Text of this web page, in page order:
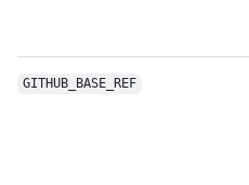
GITHUB_BASE_REF